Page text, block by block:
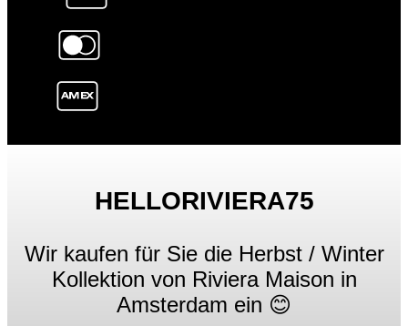
HELLORIVIERA75
Wir kaufen für Sie die Herbst / Winter
Kollektion von Riviera Maison in
Amsterdam ein 😊